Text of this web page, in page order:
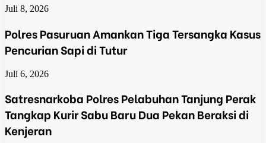
Juli 8, 2026
Polres Pasuruan Amankan Tiga Tersangka Kasus
Pencurian Sapi di Tutur
Juli 6, 2026
Satresnarkoba Polres Pelabuhan Tanjung Perak
Tangkap Kurir Sabu Baru Dua Pekan Beraksi di
Kenjeran